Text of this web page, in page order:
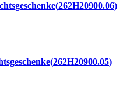
262H20900.06
262H20900.05